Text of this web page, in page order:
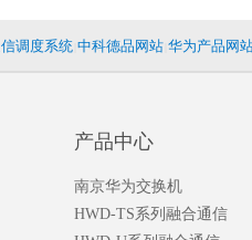
调度系统 中科德品网站 华为产品网
产品中心
南京华为交换机
HWD-TS系列融合通信